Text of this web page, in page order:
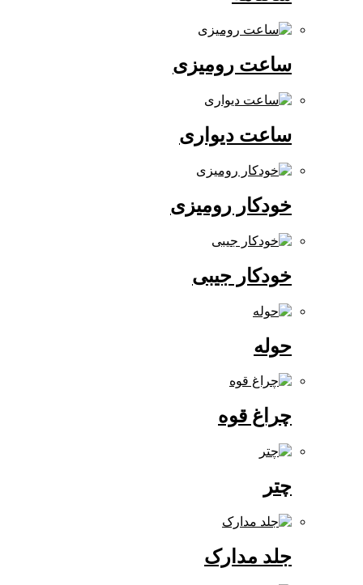
ساعت رومیزی
ساعت دیواری
خودکار رومیزی
خودکار جیبی
چراغ قوه
جلد مدارک